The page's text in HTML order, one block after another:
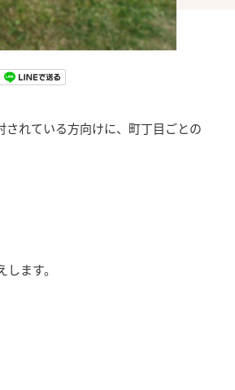
れている方向けに、町丁目ごとの
ます。